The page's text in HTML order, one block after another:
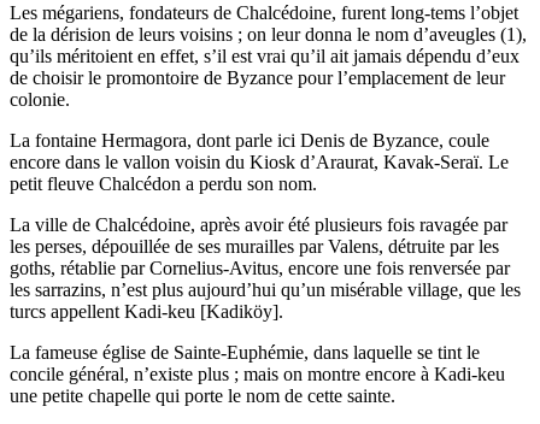
Les mégariens, fondateurs de Chalcédoine, furent long-tems l’objet
de la dérision de leurs voisins ; on leur donna le nom d’aveugles (1),
qu’ils méritoient en effet, s’il est vrai qu’il ait jamais dépendu d’eux
de choisir le promontoire de Byzance pour l’emplacement de leur
colonie.
La fontaine Hermagora, dont parle ici Denis de Byzance, coule
encore dans le vallon voisin du Kiosk d’Araurat, Kavak-Seraï. Le
petit fleuve Chalcédon a perdu son nom.
La ville de Chalcédoine, après avoir été plusieurs fois ravagée par
les perses, dépouillée de ses murailles par Valens, détruite par les
goths, rétablie par Cornelius-Avitus, encore une fois renversée par
les sarrazins, n’est plus aujourd’hui qu’un misérable village, que les
turcs appellent Kadi-keu [Kadiköy].
La fameuse église de Sainte-Euphémie, dans laquelle se tint le
concile général, n’existe plus ; mais on montre encore à Kadi-keu
une petite chapelle qui porte le nom de cette sainte.